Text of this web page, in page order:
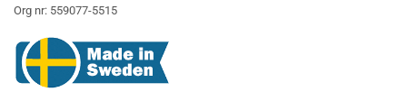
Org nr: 559077-5515